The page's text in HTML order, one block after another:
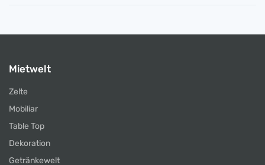
Mietwelt
Zelte
Mobiliar
Table Top
Dekoration
Getränkewelt